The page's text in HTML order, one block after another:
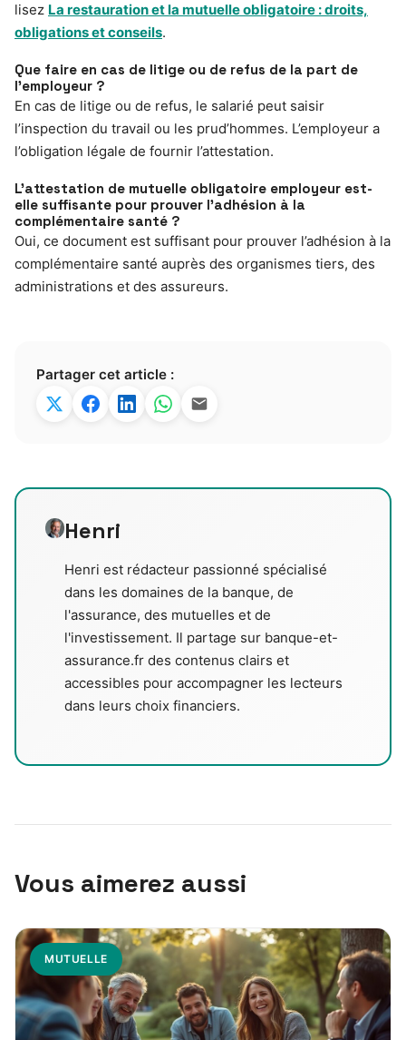
lisez La restauration et la mutuelle obligatoire : droits,
obligations et conseils.
Que faire en cas de litige ou de refus de la part de
l’employeur ?
En cas de litige ou de refus, le salarié peut saisir
l’inspection du travail ou les prud’hommes. L’employeur a
l’obligation légale de fournir l’attestation.
L’attestation de mutuelle obligatoire employeur est-
elle suffisante pour prouver l’adhésion à la
complémentaire santé ?
Oui, ce document est suffisant pour prouver l’adhésion à la
complémentaire santé auprès des organismes tiers, des
administrations et des assureurs.
Partager cet article :
Henri
Henri est rédacteur passionné spécialisé
dans les domaines de la banque, de
l'assurance, des mutuelles et de
l'investissement. Il partage sur banque-et-
assurance.fr des contenus clairs et
accessibles pour accompagner les lecteurs
dans leurs choix financiers.
Vous aimerez aussi
MUTUELLE